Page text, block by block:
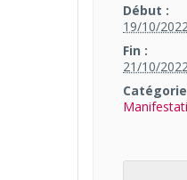
Début :
19/10/
Fin :
21/10/